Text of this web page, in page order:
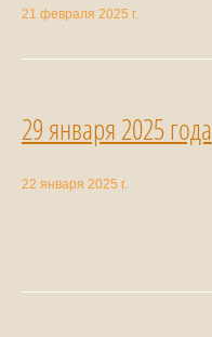
21 февраля 2025 г.
29 января 2025 года
22 января 2025 г.